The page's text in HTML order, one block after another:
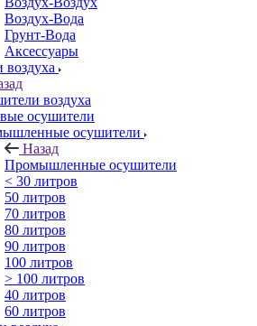
Воздух-Вода
Грунт-Вода
Аксессуары
воздуха
осушители
осушители
Назад
Промышленные осушители
< 30 литров
50 литров
70 литров
80 литров
90 литров
100 литров
> 100 литров
40 литров
60 литров